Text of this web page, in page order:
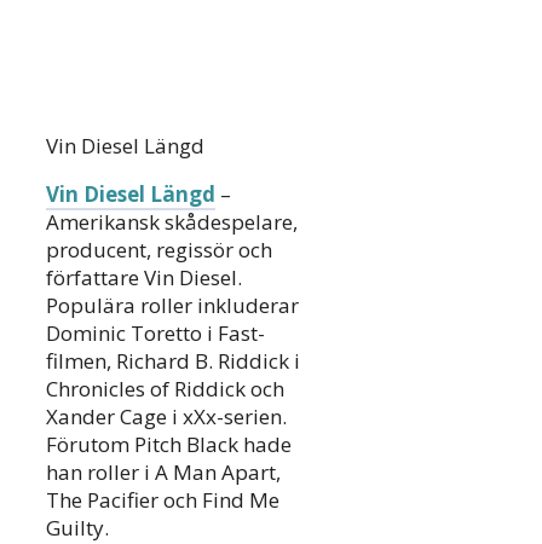
Vin Diesel Längd
Vin Diesel Längd –
Amerikansk skådespelare,
producent, regissör och
författare Vin Diesel.
Populära roller inkluderar
Dominic Toretto i Fast-
filmen, Richard B. Riddick i
Chronicles of Riddick och
Xander Cage i xXx-serien.
Förutom Pitch Black hade
han roller i A Man Apart,
The Pacifier och Find Me
Guilty.